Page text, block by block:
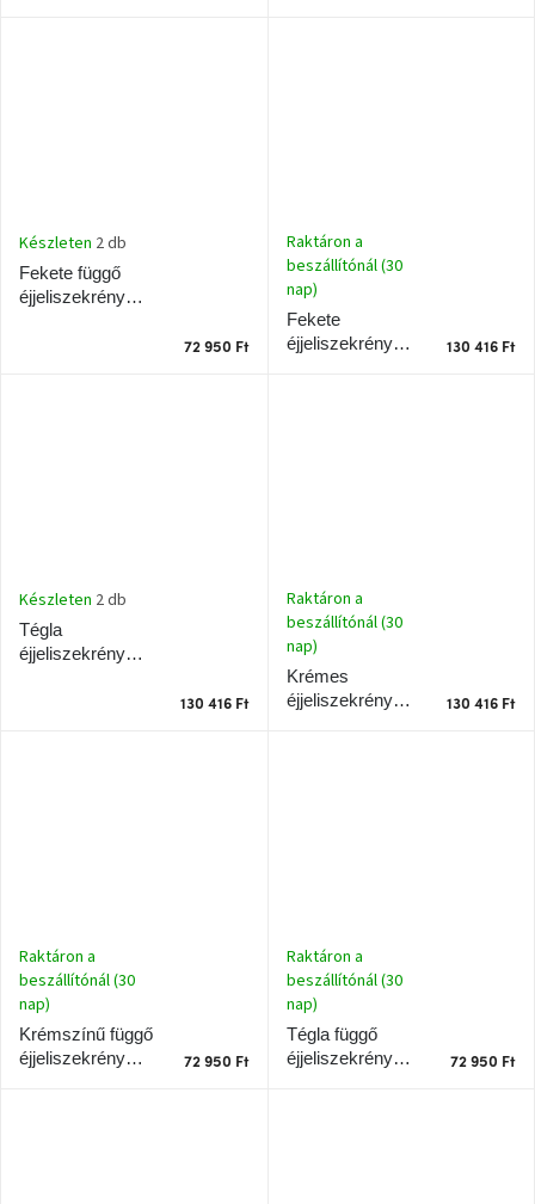
Fekete függő
éjjeliszekrény
Készleten 2 db
72 950 Ft
Fekete
éjjeliszekrény
Raktáron a
beszállítónál (30
nap)
130 416 Ft
Tégla
éjjeliszekrény
Készleten 2 db
130 416 Ft
Krémes
éjjeliszekrény
Raktáron a
beszállítónál (30
nap)
130 416 Ft
Krémszínű függő
éjjeliszekrény
Raktáron a
beszállítónál (30
nap)
72 950 Ft
Tégla függő
éjjeliszekrény
Raktáron a
beszállítónál (30
nap)
72 950 Ft